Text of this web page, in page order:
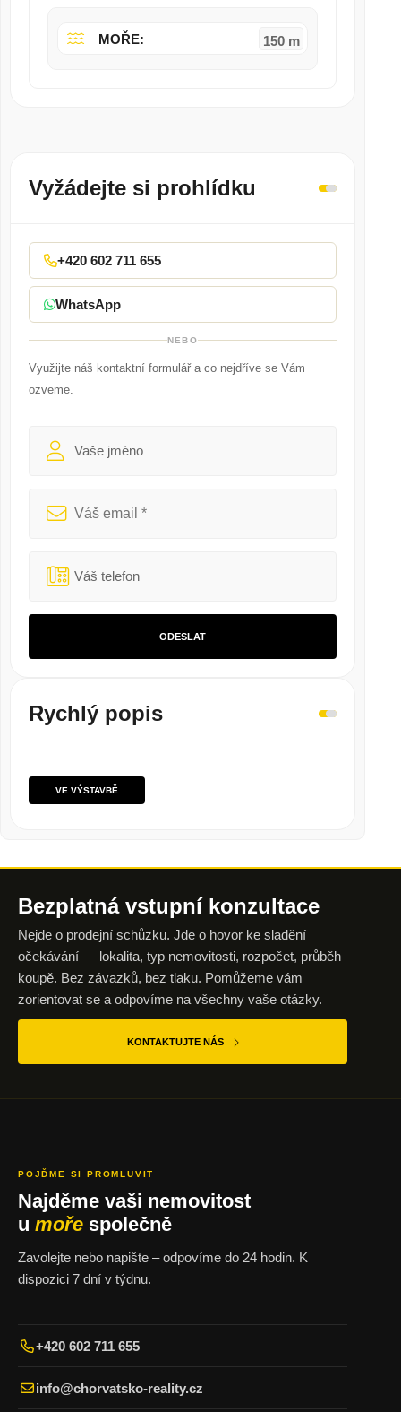
MOŘE: 150 m
Vyžádejte si prohlídku
+420 602 711 655
WhatsApp
NEBO
Využijte náš kontaktní formulář a co nejdříve se Vám
ozveme.
ODESLAT
Rychlý popis
VE VÝSTAVBĚ
Bezplatná vstupní konzultace
Nejde o prodejní schůzku. Jde o hovor ke sladění
očekávání — lokalita, typ nemovitosti, rozpočet, průběh
koupě. Bez závazků, bez tlaku. Pomůžeme vám
zorientovat se a odpovíme na všechny vaše otázky.
KONTAKTUJTE NÁS
POJĎME SI PROMLUVIT
Najděme vaši nemovitost
u moře společně
Zavolejte nebo napište – odpovíme do 24 hodin. K
dispozici 7 dní v týdnu.
+420 602 711 655
info@chorvatsko-reality.cz